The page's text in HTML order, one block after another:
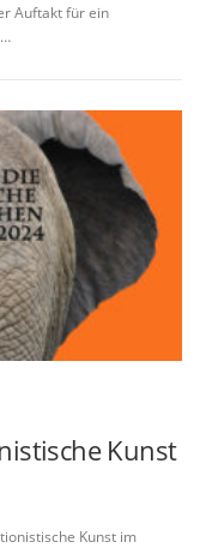
Auftakt für ein
Kunst
Kunst im